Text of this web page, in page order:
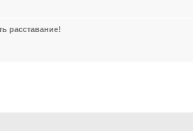
расставание!